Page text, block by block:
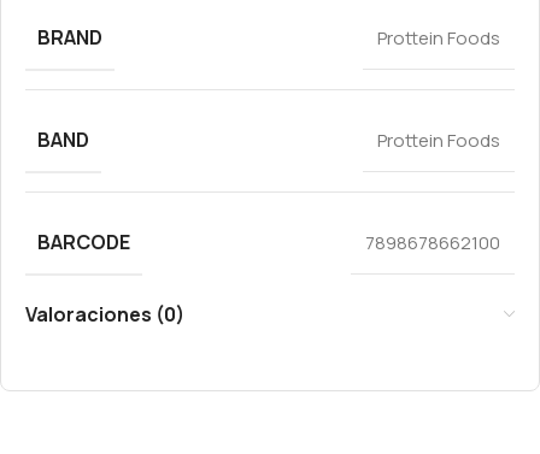
BRAND Prottein Foods
BAND Prottein Foods
BARCODE 7898678662100
Valoraciones (0)